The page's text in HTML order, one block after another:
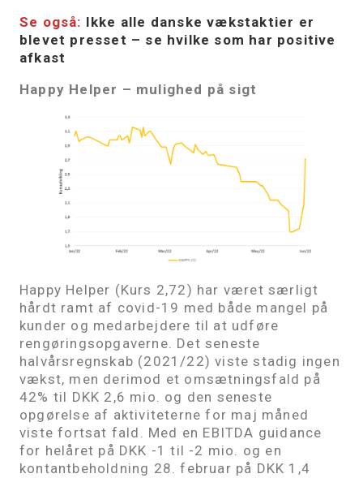
Se også: Ikke alle danske vækstaktier er
blevet presset – se hvilke som har positive
afkast
Happy Helper – mulighed på sigt
Happy Helper (Kurs 2,72) har været særligt
hårdt ramt af covid-19 med både mangel på
kunder og medarbejdere til at udføre
rengøringsopgaverne. Det seneste
halvårsregnskab (2021/22) viste stadig ingen
vækst, men derimod et omsætningsfald på
42% til DKK 2,6 mio. og den seneste
opgørelse af aktiviteterne for maj måned
viste fortsat fald. Med en EBITDA guidance
for helåret på DKK -1 til -2 mio. og en
kontantbeholdning 28. februar på DKK 1,4